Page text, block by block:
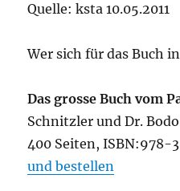
Quelle: ksta 10.05.2011
Wer sich für das Buch
Das grosse Buch vom
Schnitzler und Dr.
400 Seiten, ISBN:978-
und bestellen